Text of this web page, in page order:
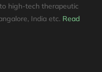
high-tech therapeutic
India etc. Read